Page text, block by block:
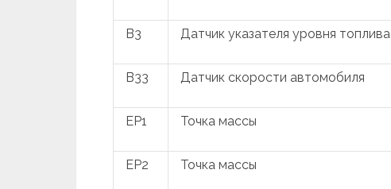
B3 Датчик указателя уровня топлива
B33 Датчик скорости автомобиля
EP1 Точка массы
EP2 Точка массы